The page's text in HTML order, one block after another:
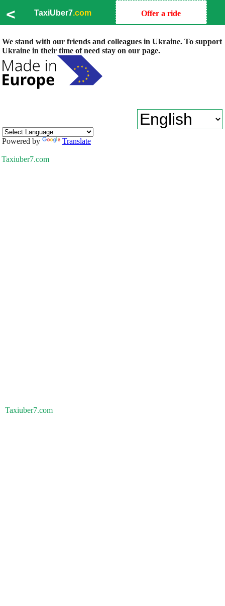
< TaxiUber7.com Offer a ride
We stand with our friends and colleagues in Ukraine. To support
Ukraine in their time of need stay on our page.
Powered by Translate
Taxiuber7.com
Taxiuber7.com